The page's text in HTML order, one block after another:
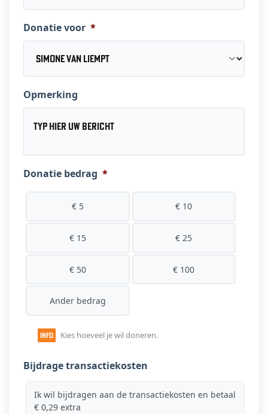
Donatie voor *
Opmerking
Donatie bedrag *
€ 5 € 10
€ 15 € 25
€ 50 € 100
Ander bedrag
Kies hoeveel je wil doneren.
Bijdrage transactiekosten
Ik wil bijdragen aan de transactiekosten en betaal
€ 0,29 extra